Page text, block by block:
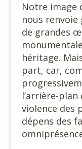
Notre image
nous
de grandes
héritage.
part, car,
l’arrière-
violence des
dépens des